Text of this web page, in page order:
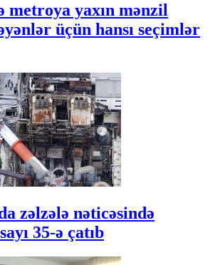
metroya yaxın mənzil
üçün hansı seçimlər
zəlzələ nəticəsində
35-ə çatıb